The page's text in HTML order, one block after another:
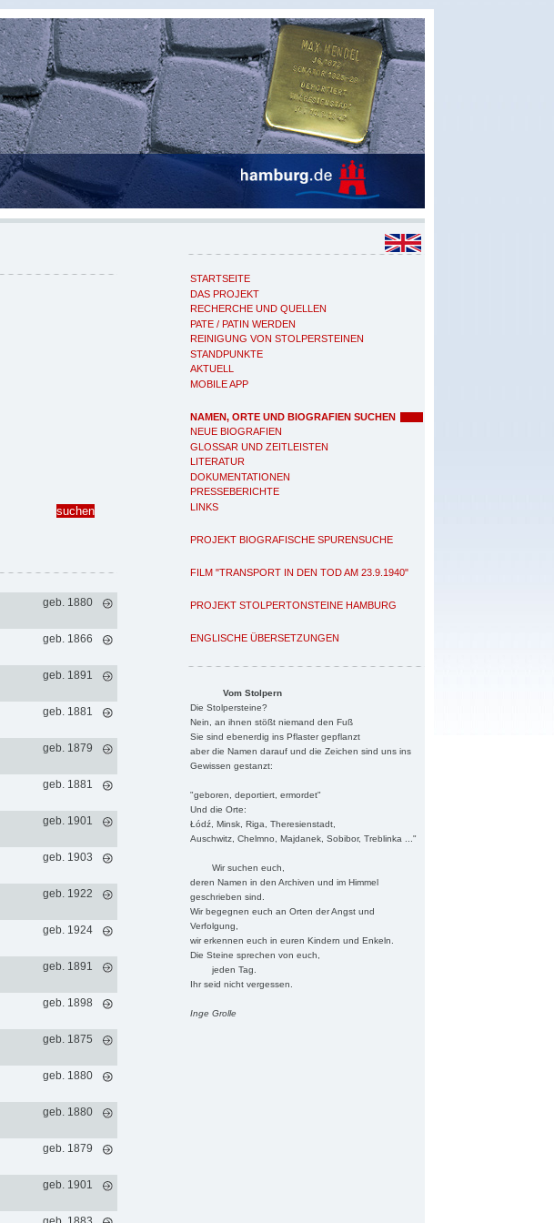
STARTSEITE
DAS PROJEKT
RECHERCHE UND QUELLEN
PATE / PATIN WERDEN
REINIGUNG VON STOLPERSTEINEN
STANDPUNKTE
AKTUELL
MOBILE APP
NAMEN, ORTE UND BIOGRAFIEN SUCHEN
NEUE BIOGRAFIEN
GLOSSAR UND ZEITLEISTEN
LITERATUR
DOKUMENTATIONEN
PRESSEBERICHTE
LINKS
PROJEKT BIOGRAFISCHE SPURENSUCHE
FILM "TRANSPORT IN DEN TOD AM 23.9.1940"
PROJEKT STOLPERTONSTEINE HAMBURG
ENGLISCHE ÜBERSETZUNGEN
Vom Stolpern
Die Stolpersteine?
Nein, an ihnen stößt niemand den Fuß
Sie sind ebenerdig ins Pflaster gepflanzt
aber die Namen darauf und die Zeichen sind uns ins
Gewissen gestanzt:
"geboren, deportiert, ermordet"
Und die Orte:
Łódź, Minsk, Riga, Theresienstadt,
Auschwitz, Chelmno, Majdanek, Sobibor, Treblinka ..."
Wir suchen euch,
deren Namen in den Archiven und im Himmel
geschrieben sind.
Wir begegnen euch an Orten der Angst und
Verfolgung,
wir erkennen euch in euren Kindern und Enkeln.
Die Steine sprechen von euch,
jeden Tag.
Ihr seid nicht vergessen.
Inge Grolle
geb. 1880
geb. 1866
geb. 1891
geb. 1881
geb. 1879
geb. 1881
geb. 1901
geb. 1903
geb. 1922
geb. 1924
geb. 1891
geb. 1898
geb. 1875
geb. 1880
geb. 1880
geb. 1879
geb. 1901